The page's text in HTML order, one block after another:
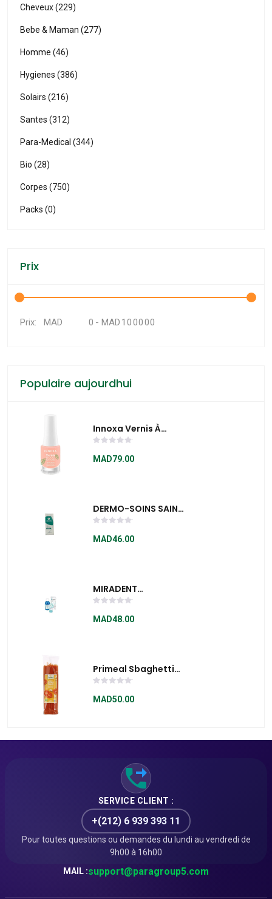
Cheveux (229)
Bebe & Maman (277)
Homme (46)
Hygienes (386)
Solairs (216)
Santes (312)
Para-Medical (344)
Bio (28)
Corpes (750)
Packs (0)
Prix
Prix: MAD - MAD
Populaire aujourdhui
Innoxa Vernis À
Ongles Good
Nature Aurore 5 Ml -
MAD79.00
DERMO-SOINS SAIN
PODO CRÈME
KÉRATOLYTIQUE
MAD46.00
MIRADENT
Paroguard Chx ®
Bain De Bouche
MAD48.00
Primeal Sbaghetti
Quinoa Tomates
MAD50.00
SERVICE CLIENT :
+(212) 6 939 393 11
Pour toutes questions ou demandes du lundi au vendredi de
9h00 à 16h00
MAIL :support@paragroup5.com